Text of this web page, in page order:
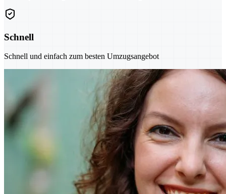
Schnell
Schnell und einfach zum besten Umzugsangebot